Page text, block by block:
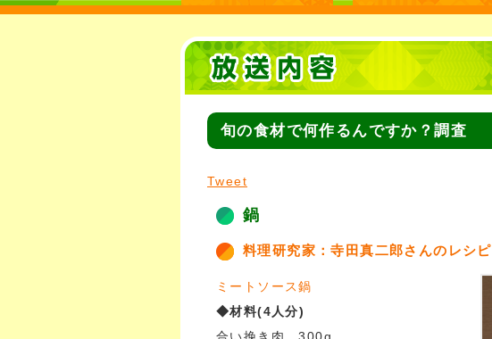
旬の食材で何作るんですか？調査
Tweet
鍋
料理研究家：寺田真二郎さんのレシピ
ミートソース鍋
◆材料(4人分)